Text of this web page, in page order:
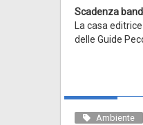
Scadenza
La casa
delle Guide
Ambiente